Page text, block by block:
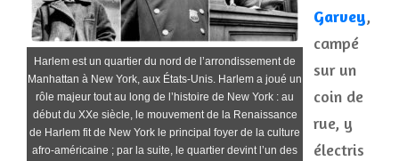
Harlem est un quartier du nord de l’arrondissement de
Manhattan à New York, aux États-Unis. Harlem a joué un
rôle majeur tout au long de l’histoire de New York : au
début du XXe siècle, le mouvement de la Renaissance
de Harlem fit de New York le principal foyer de la culture
afro-américaine ; par la suite, le quartier devint l’un des
Garvey,
campé
sur un
coin de
rue, y
électris